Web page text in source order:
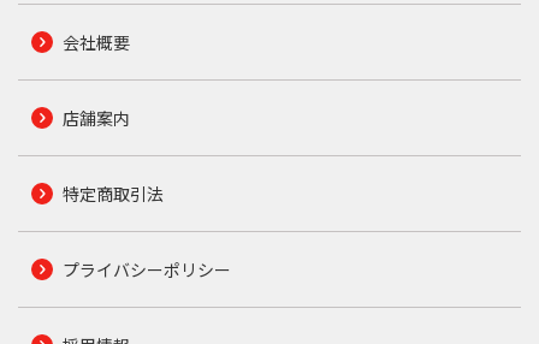
会社概要
店舗案内
特定商取引法
プライバシーポリシー